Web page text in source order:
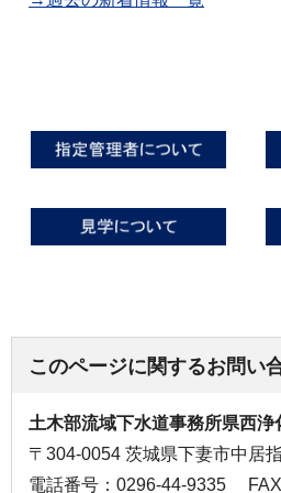
このページに関するお問い
土木部流域下水道事務所県西浄
〒304-0054 茨城県下妻市中居
電話番号：0296-44-9335